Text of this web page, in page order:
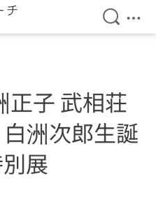
検索を
メ
正子 武相荘
洲次郎生誕
展